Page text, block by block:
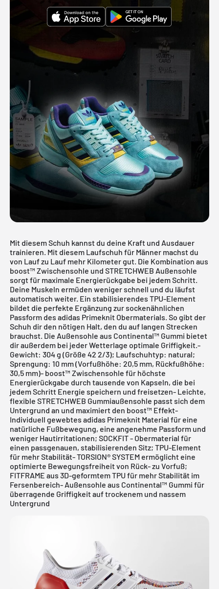
Mit diesem Schuh kannst du deine Kraft und Ausdauer
trainieren. Mit diesem Laufschuh für Männer machst du
von Lauf zu Lauf mehr Kilometer gut. Die Kombination aus
boost™ Zwischensohle und STRETCHWEB Außensohle
sorgt für maximale Energierückgabe bei jedem Schritt.
Deine Muskeln ermüden weniger schnell und du läufst
automatisch weiter. Ein stabilisierendes TPU-Element
bildet die perfekte Ergänzung zur sockenähnlichen
Passform des adidas Primeknit Obermaterials. So gibt der
Schuh dir den nötigen Halt, den du auf langen Strecken
brauchst. Die Außensohle aus Continental™ Gummi bietet
dir außerdem bei jeder Wetterlage optimale Griffigkeit.-
Gewicht: 304 g (Größe 42 2/3); Laufschuhtyp: natural;
Sprengung: 10 mm (Vorfußhöhe: 20,5 mm, Rückfußhöhe:
30,5 mm)- boost™ Zwischensohle für höchste
Energierückgabe durch tausende von Kapseln, die bei
jedem Schritt Energie speichern und freisetzen- Leichte,
flexible STRETCHWEB Gummiaußensohle passt sich dem
Untergrund an und maximiert den boost™ Effekt-
Individuell gewebtes adidas Primeknit Material für eine
natürliche Fußbewegung, eine angenehme Passform und
weniger Hautirritationen; SOCKFIT - Obermaterial für
einen passgenauen, stabilisierenden Sitz; TPU-Element
für mehr Stabilität- TORSION® SYSTEM ermöglicht eine
optimierte Bewegungsfreiheit von Rück- zu Vorfuß;
FITFRAME aus 3D-geformtem TPU für mehr Stabilität im
Fersenbereich- Außensohle aus Continental™ Gummi für
überragende Griffigkeit auf trockenem und nassem
Untergrund